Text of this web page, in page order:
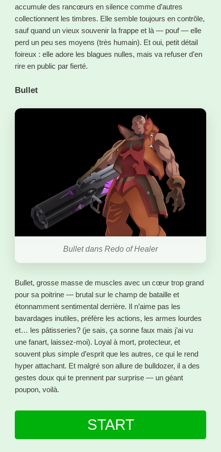
accumule des rancœurs en silence comme d’autres
collectionnent les timbres. Elle semble toujours en contrôle,
sauf quand un vieux souvenir la frappe et là — pouf — elle
perd un peu ses moyens (très humain). Et oui, petit détail
foireux : elle adore les blagues nulles, mais va refuser d’en
rire en public par fierté.
Bullet
Bullet dans Redo of Healer
Bullet, grosse masse de muscles avec un cœur trop grand
pour sa poitrine — brutal sur le champ de bataille et
étonnamment sentimental derrière. Il n’aime pas les
bavardages inutiles, préfère les actions, les armes lourdes
et… les pâtisseries? (je sais, ça sonne faux mais j’ai vu
une fanart, laissez-moi). Loyal à mort, protecteur, et
souvent plus simple d’esprit que les autres, ce qui le rend
hyper attachant. Et malgré son allure de bulldozer, il a des
gestes doux qui te prennent par surprise — un géant
poupon, voilà.
START